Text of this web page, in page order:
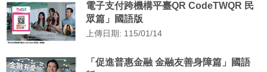
電子支付跨機構平臺QR CodeTWQR 民
眾篇」國語版
上傳日期: 115/01/14
「促進普惠金融 金融友善身障篇」國語